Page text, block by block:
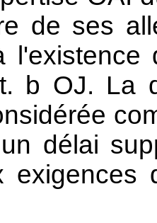
de ses
b OJ. La
délai